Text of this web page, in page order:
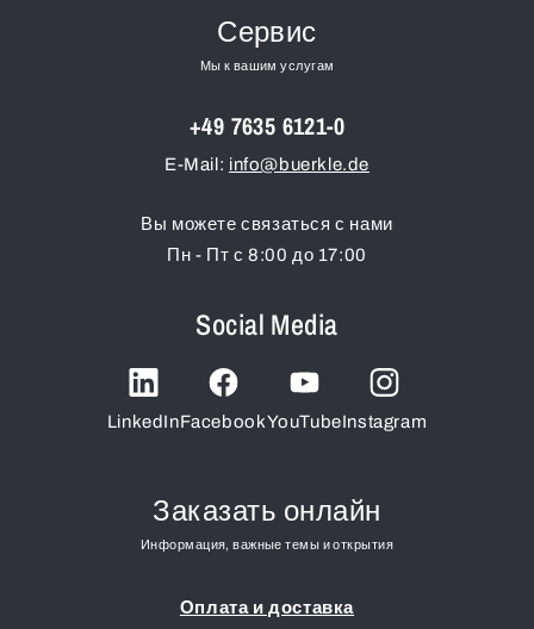
Сервис
Мы к вашим услугам
+49 7635 6121-0
E-Mail: info@buerkle.de
Вы можете связаться с нами
Пн - Пт с 8:00 до 17:00
Social Media
LinkedInFacebookYouTubeInstagram
Заказать онлайн
Информация, важные темы и открытия
Оплата и доставка